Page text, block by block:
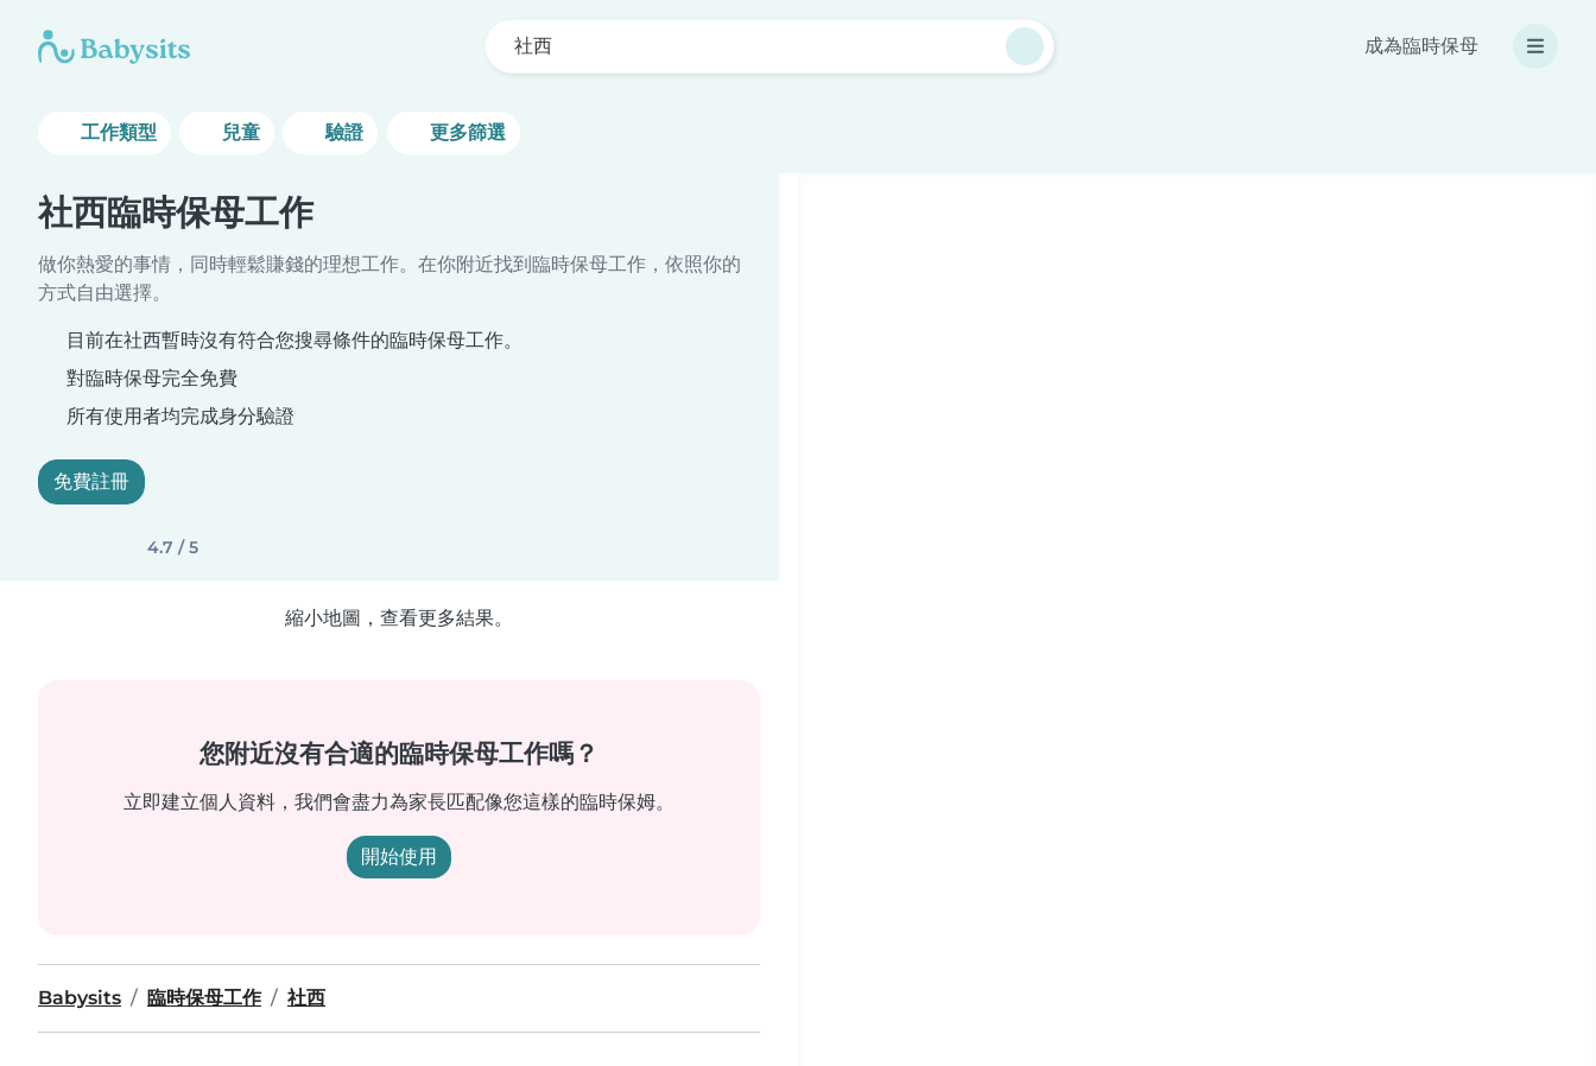
社西 成為臨時保母
工作類型 兒童 驗證 更多篩選
社西臨時保母工作
做你熱愛的事情，同時輕鬆賺錢的理想工作。在你附近找到臨時保母工作，依照你的
方式自由選擇。
目前在社西暫時沒有符合您搜尋條件的臨時保母工作。
對臨時保母完全免費
所有使用者均完成身分驗證
免費註冊
4.7 / 5
縮小地圖，查看更多結果。
您附近沒有合適的臨時保母工作嗎？
立即建立個人資料，我們會盡力為家長匹配像您這樣的臨時保姆。
開始使用
Babysits 臨時保母工作 社西